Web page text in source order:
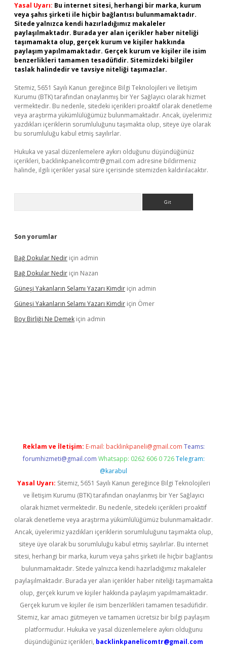
Yasal Uyarı: Bu internet sitesi, herhangi bir marka, kurum
veya şahıs şirketi ile hiçbir bağlantısı bulunmamaktadır.
Sitede yalnızca kendi hazırladığımız makaleler
paylaşılmaktadır. Burada yer alan içerikler haber niteliği
taşımamakta olup, gerçek kurum ve kişiler hakkında
paylaşım yapılmamaktadır. Gerçek kurum ve kişiler ile isim
benzerlikleri tamamen tesadüfidir. Sitemizdeki bilgiler
taslak halindedir ve tavsiye niteliği taşımazlar.
Sitemiz, 5651 Sayılı Kanun gereğince Bilgi Teknolojileri ve İletişim
Kurumu (BTK) tarafından onaylanmış bir Yer Sağlayıcı olarak hizmet
vermektedir. Bu nedenle, sitedeki içerikleri proaktif olarak denetleme
veya araştırma yükümlülüğümüz bulunmamaktadır. Ancak, üyelerimiz
yazdıkları içeriklerin sorumluluğunu taşımakta olup, siteye üye olarak
bu sorumluluğu kabul etmiş sayılırlar.
Hukuka ve yasal düzenlemelere aykırı olduğunu düşündüğünüz
içerikleri, backlinkpanelicomtr@gmail.com adresine bildirmeniz
halinde, ilgili içerikler yasal süre içerisinde sitemizden kaldırılacaktır.
Son yorumlar
Bağ Dokular Nedir için admin
Bağ Dokular Nedir için Nazan
Güneşi Yakanların Selamı Yazarı Kimdir için admin
Güneşi Yakanların Selamı Yazarı Kimdir için Ömer
Boy Birliği Ne Demek için admin
Reklam ve İletişim: E-mail: backlinkpaneli@gmail.com Teams:
forumhizmeti@gmail.com Whatsapp: 0262 606 0 726 Telegram:
@karabul
Yasal Uyarı: Sitemiz, 5651 Sayılı Kanun gereğince Bilgi Teknolojileri
ve İletişim Kurumu (BTK) tarafından onaylanmış bir Yer Sağlayıcı
olarak hizmet vermektedir. Bu nedenle, sitedeki içerikleri proaktif
olarak denetleme veya araştırma yükümlülüğümüz bulunmamaktadır.
Ancak, üyelerimiz yazdıkları içeriklerin sorumluluğunu taşımakta olup,
siteye üye olarak bu sorumluluğu kabul etmiş sayılırlar. Bu internet
sitesi, herhangi bir marka, kurum veya şahıs şirketi ile hiçbir bağlantısı
bulunmamaktadır. Sitede yalnızca kendi hazırladığımız makaleler
paylaşılmaktadır. Burada yer alan içerikler haber niteliği taşımamakta
olup, gerçek kurum ve kişiler hakkında paylaşım yapılmamaktadır.
Gerçek kurum ve kişiler ile isim benzerlikleri tamamen tesadüfidir.
Sitemiz, kar amacı gütmeyen ve tamamen ücretsiz bir bilgi paylaşım
platformudur. Hukuka ve yasal düzenlemelere aykırı olduğunu
düşündüğünüz içerikleri, backlinkpanelicomtr@gmail.com